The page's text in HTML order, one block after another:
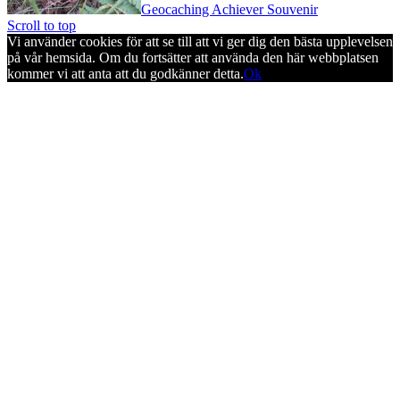
Geocaching Achiever Souvenir
Scroll to top
Vi använder cookies för att se till att vi ger dig den bästa upplevelsen
på vår hemsida. Om du fortsätter att använda den här webbplatsen
kommer vi att anta att du godkänner detta.Ok